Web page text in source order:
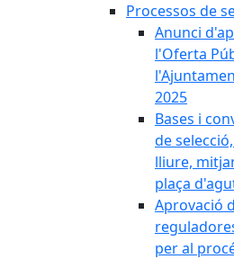
Processos de
Anunci
l'Oferta
2025
Bases i
de
lliure,
plaça
Aprovació
per al